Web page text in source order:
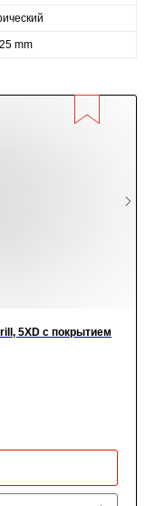
mm
5XD с покрытием